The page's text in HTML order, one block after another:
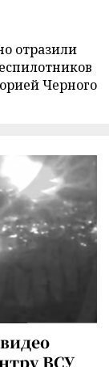
отразили
Черного
ВСУ